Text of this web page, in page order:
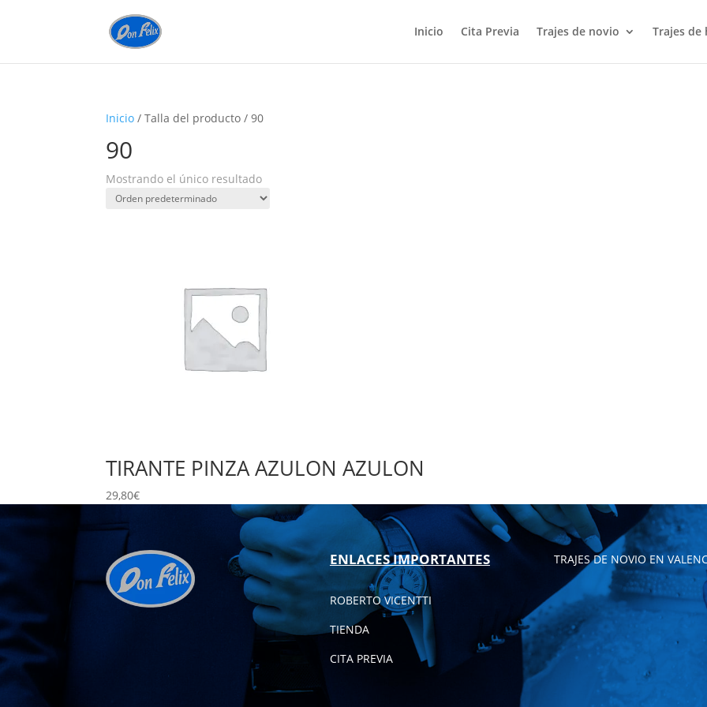
Inicio Cita Previa Trajes de novio Trajes de
Inicio / Talla del producto / 90
90
Mostrando el único resultado
TIRANTE PINZA AZULON AZULON
29,80€
ENLACES IMPORTANTES
ROBERTO VICENTTI
TIENDA
CITA PREVIA
TRAJES DE NOVIO EN